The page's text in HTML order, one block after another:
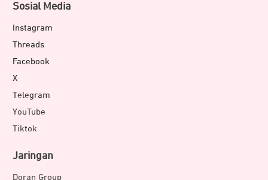
Sosial Media
Instagram
Threads
Facebook
X
Telegram
YouTube
Tiktok
Jaringan
Doran Group